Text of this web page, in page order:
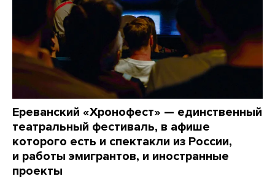
Ереванский «Хронофест» — единственный
театральный фестиваль, в афише
которого есть и спектакли из России,
и работы эмигрантов, и иностранные
проекты